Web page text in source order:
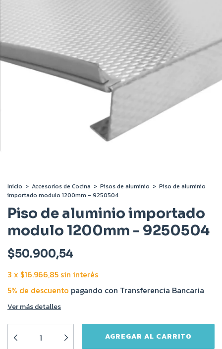
Inicio > Accesorios de Cocina > Pisos de aluminio > Piso de aluminio
importado modulo 1200mm - 9250504
Piso de aluminio importado
modulo 1200mm - 9250504
$50.900,54
3 x $16.966,85 sin interés
5% de descuento pagando con Transferencia Bancaria
Ver más detalles